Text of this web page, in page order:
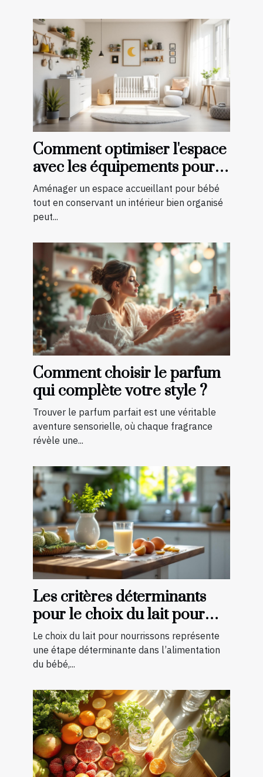
Comment optimiser l'espace
avec les équipements pour
bébé?
Aménager un espace accueillant pour bébé
tout en conservant un intérieur bien organisé
peut...
Comment choisir le parfum
qui complète votre style ?
Trouver le parfum parfait est une véritable
aventure sensorielle, où chaque fragrance
révèle une...
Les critères déterminants
pour le choix du lait pour
nourrissons
Le choix du lait pour nourrissons représente
une étape déterminante dans l’alimentation
du bébé,...